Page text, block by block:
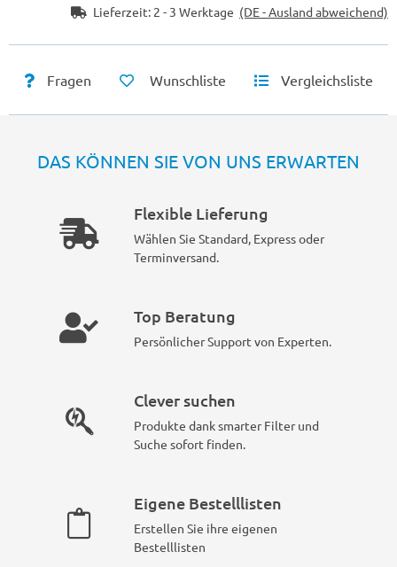
Lieferzeit: 2 - 3 Werktage (DE - Ausland abweichend)
Fragen Wunschliste Vergleichsliste
DAS KÖNNEN SIE VON UNS ERWARTEN
Flexible Lieferung
Wählen Sie Standard, Express oder
Terminversand.
Top Beratung
Persönlicher Support von Experten.
Clever suchen
Produkte dank smarter Filter und
Suche sofort finden.
Eigene Bestelllisten
Erstellen Sie ihre eigenen
Bestelllisten